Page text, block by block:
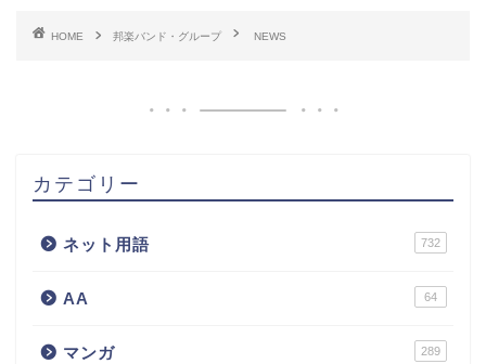
HOME 邦楽バンド・グループ NEWS
カテゴリー
ネット用語 732
AA 64
マンガ 289